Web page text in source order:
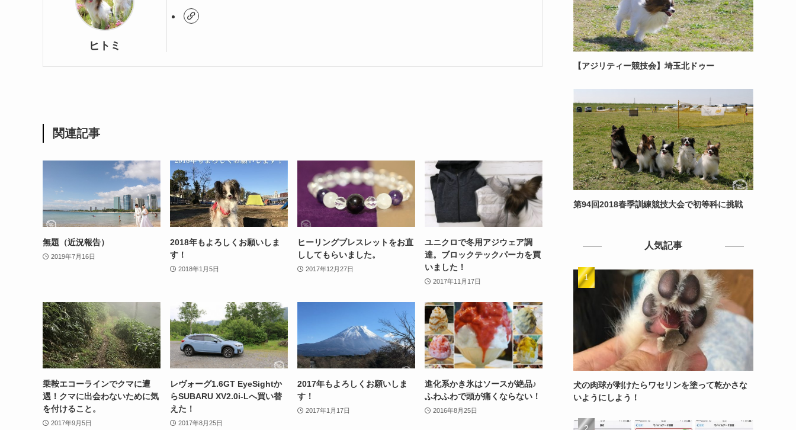
ヒトミ
関連記事
無題（近況報告）
2019年7月16日
2018年もよろしくお願いしま
す！
2018年1月5日
ヒーリングブレスレットをお直
ししてもらいました。
2017年12月27日
ユニクロで冬用アジウェア調
達。ブロックテックパーカを買
いました！
2017年11月17日
乗鞍エコーラインでクマに遭
遇！クマに出会わないために気
を付けること。
2017年9月5日
レヴォーグ1.6GT EyeSightか
らSUBARU XV2.0i-Lへ買い替
えた！
2017年8月25日
2017年もよろしくお願いしま
す！
2017年1月17日
進化系かき氷はソースが絶品♪
ふわふわで頭が痛くならない！
2016年8月25日
【アジリティー競技会】埼玉北ドゥー
第94回2018春季訓練競技大会で初等科に挑戦
人気記事
犬の肉球が剥けたらワセリンを塗って乾かさな
いようにしよう！